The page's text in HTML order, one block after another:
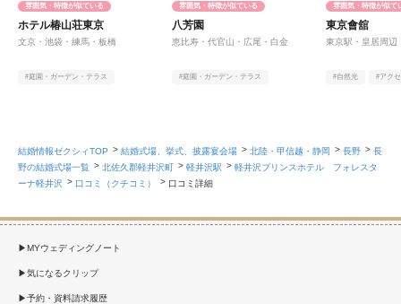
雰囲気・特徴が似ている
ホテル椿山荘東京
文京・池袋・練馬・板橋
#庭園・ガーデン・テラス
雰囲気・特徴が似ている
八芳園
恵比寿・代官山・広尾・白金
#庭園・ガーデン・テラス
雰囲気・特徴が似て
東京會舘
東京駅・皇居周辺
#自然光
#アク
結婚情報ゼクシィTOP 結婚式場、挙式、披露宴会場 北陸・甲信越・静岡 長野
長
野の結婚式場一覧
北佐久郡軽井沢町 軽井沢駅
軽井沢プリンスホテル フォレスタ
ーナ軽井沢
口コミ（クチコミ） 口コミ詳細
MYウェディングノート
気になるクリップ
予約・資料請求履歴